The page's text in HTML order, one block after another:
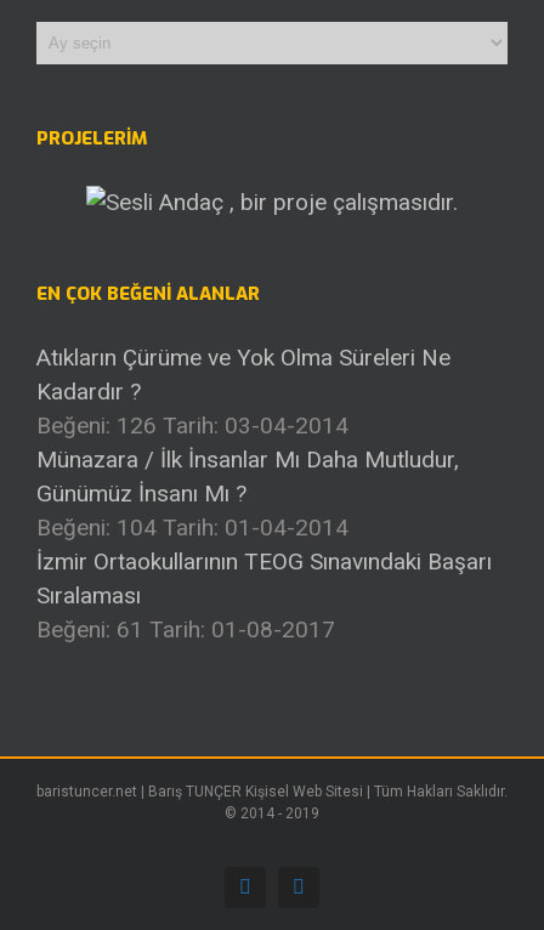
Arşivler
PROJELERİM
EN ÇOK BEĞENI ALANLAR
Atıkların Çürüme ve Yok Olma Süreleri Ne
Kadardır ?
Beğeni: 126 Tarih: 03-04-2014
Münazara / İlk İnsanlar Mı Daha Mutludur,
Günümüz İnsanı Mı ?
Beğeni: 104 Tarih: 01-04-2014
İzmir Ortaokullarının TEOG Sınavındaki Başarı
Sıralaması
Beğeni: 61 Tarih: 01-08-2017
baristuncer.net | Barış TUNÇER Kişisel Web Sitesi | Tüm Hakları Saklıdır.
© 2014 - 2019
Facebook